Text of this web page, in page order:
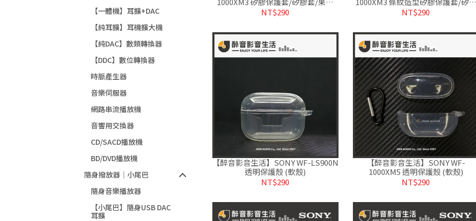
【一體機】耳擴+DAC
【純耳擴】耳機擴大機
【純DAC】數類轉換器
【DDC】數位轉換器
時脈產生器
音樂伺服器
網路串流播放機
音響用交換器
CD/SACD播放機
BD/DVD播放機
隨身撥放器｜小尾巴
隨身音樂播放器
【小尾巴】隨身USB DAC
耳擴
套/保護殼
NT$290
套/果凍套/保護殼
NT$290
【醉音影音生活】SONY WF-LS900N
透明保護殼 (軟殼)
NT$290
【醉音影音生活】SONY WF-
1000XM5 透明保護殼 (軟殼)
NT$290